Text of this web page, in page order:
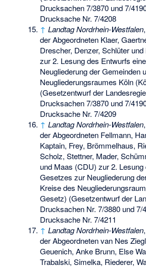
Drucksachen 7/3870 und 7/
Drucksache Nr. 7/4208
↑ Landtag Nordrhein-Westfalen
der Abgeordneten Klaer,
Drescher, Denzer, Schlüter
zur 2. Lesung des Entwurfs
Neugliederung der Gemeinden
Neugliederungsraumes Köln
(Gesetzentwurf der
Drucksachen 7/3870 und 7/
Drucksache Nr. 7/4209
↑ Landtag Nordrhein-Westfalen
der Abgeordneten Fellmann,
Kaptain, Frey, Brömmelhaus,
Scholz, Stettner, Mader,
und Maas (CDU) zur 2.
Gesetzes zur Neugliederung
Kreise des
Gesetz) (Gesetzentwurf der
Drucksachen Nr. 7/3880 und 7/
Drucksache Nr. 7/4211
↑ Landtag Nordrhein-Westfalen
der Abgeordneten van Nes
Geuenich, Anke Brunn, Else
Trabalski, Simelka, Riederer,